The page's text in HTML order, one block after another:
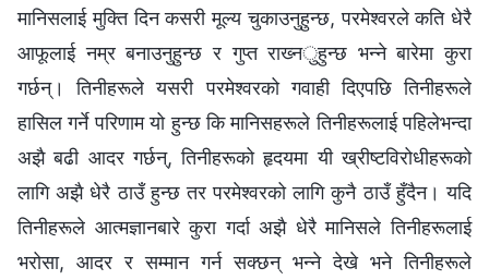
मानिसलाई मुक्ति दिन कसरी मूल्य चुकाउनुहुन्छ, परमेश्‍वरले कति धेरै
आफूलाई नम्र बनाउनुहुन्छ र गुप्त राख्‍नुहुन्छ भन्‍ने बारेमा कुरा
गर्छन्। तिनीहरूले यसरी परमेश्‍वरको गवाही दिएपछि तिनीहरूले
हासिल गर्ने परिणाम यो हुन्छ कि मानिसहरूले तिनीहरूलाई पहिलेभन्दा
अझै बढी आदर गर्छन्, तिनीहरूको हृदयमा यी ख्रीष्टविरोधीहरूको
लागि अझै धेरै ठाउँ हुन्छ तर परमेश्‍वरको लागि कुनै ठाउँ हुँदैन। यदि
तिनीहरूले आत्मज्ञानबारे कुरा गर्दा अझै धेरै मानिसले तिनीहरूलाई
भरोसा, आदर र सम्‍मान गर्न सक्छन् भन्‍ने देखे भने तिनीहरूले